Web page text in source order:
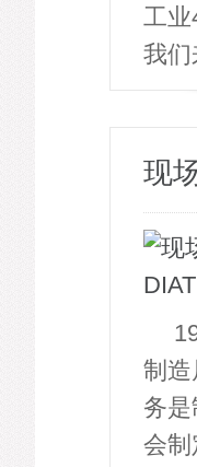
工业
我
现
制
务
会